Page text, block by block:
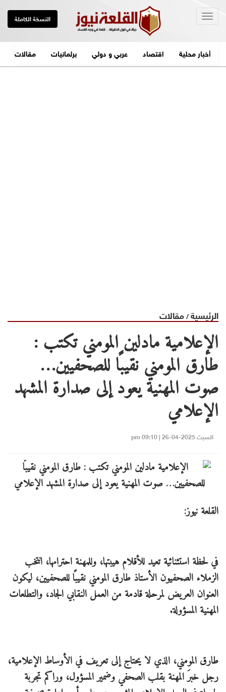
النسخة الكاملة
أخبار محلية اقتصاد عربي و دولي برلمانيات مقالات
الرئيسية/مقالات
الإعلامية مادلين المومني تكتب :
طارق المومني نقيبًا للصحفيين…
صوت المهنية يعود إلى صدارة المشهد
الإعلامي
السبت 2025-04-26 | 09:10 pm
القلعة نيوز:
في لحظة استثنائية تعيد للأقلام هيبتها، وللمهنة احترامها، انتخب
الزملاء الصحفيون الأستاذ طارق المومني نقيبًا للصحفيين، ليكون
العنوان العريض لمرحلة قادمة من العمل النقابي الجاد، والتطلعات
المهنية المسؤولة.
طارق المومني، الذي لا يحتاج إلى تعريف في الأوساط الإعلامية،
رجل خبرَ المهنة بقلب الصحفي وضمير المسؤول، وراكم تجربة